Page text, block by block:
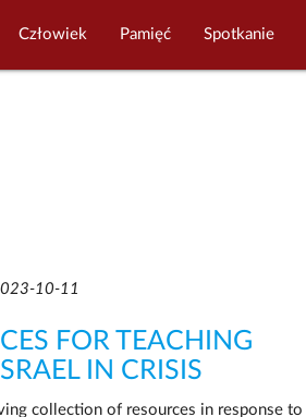
Człowiek Pamięć Spotkanie
10-11
FOR TEACHING
IN CRISIS
collection of resources in response to